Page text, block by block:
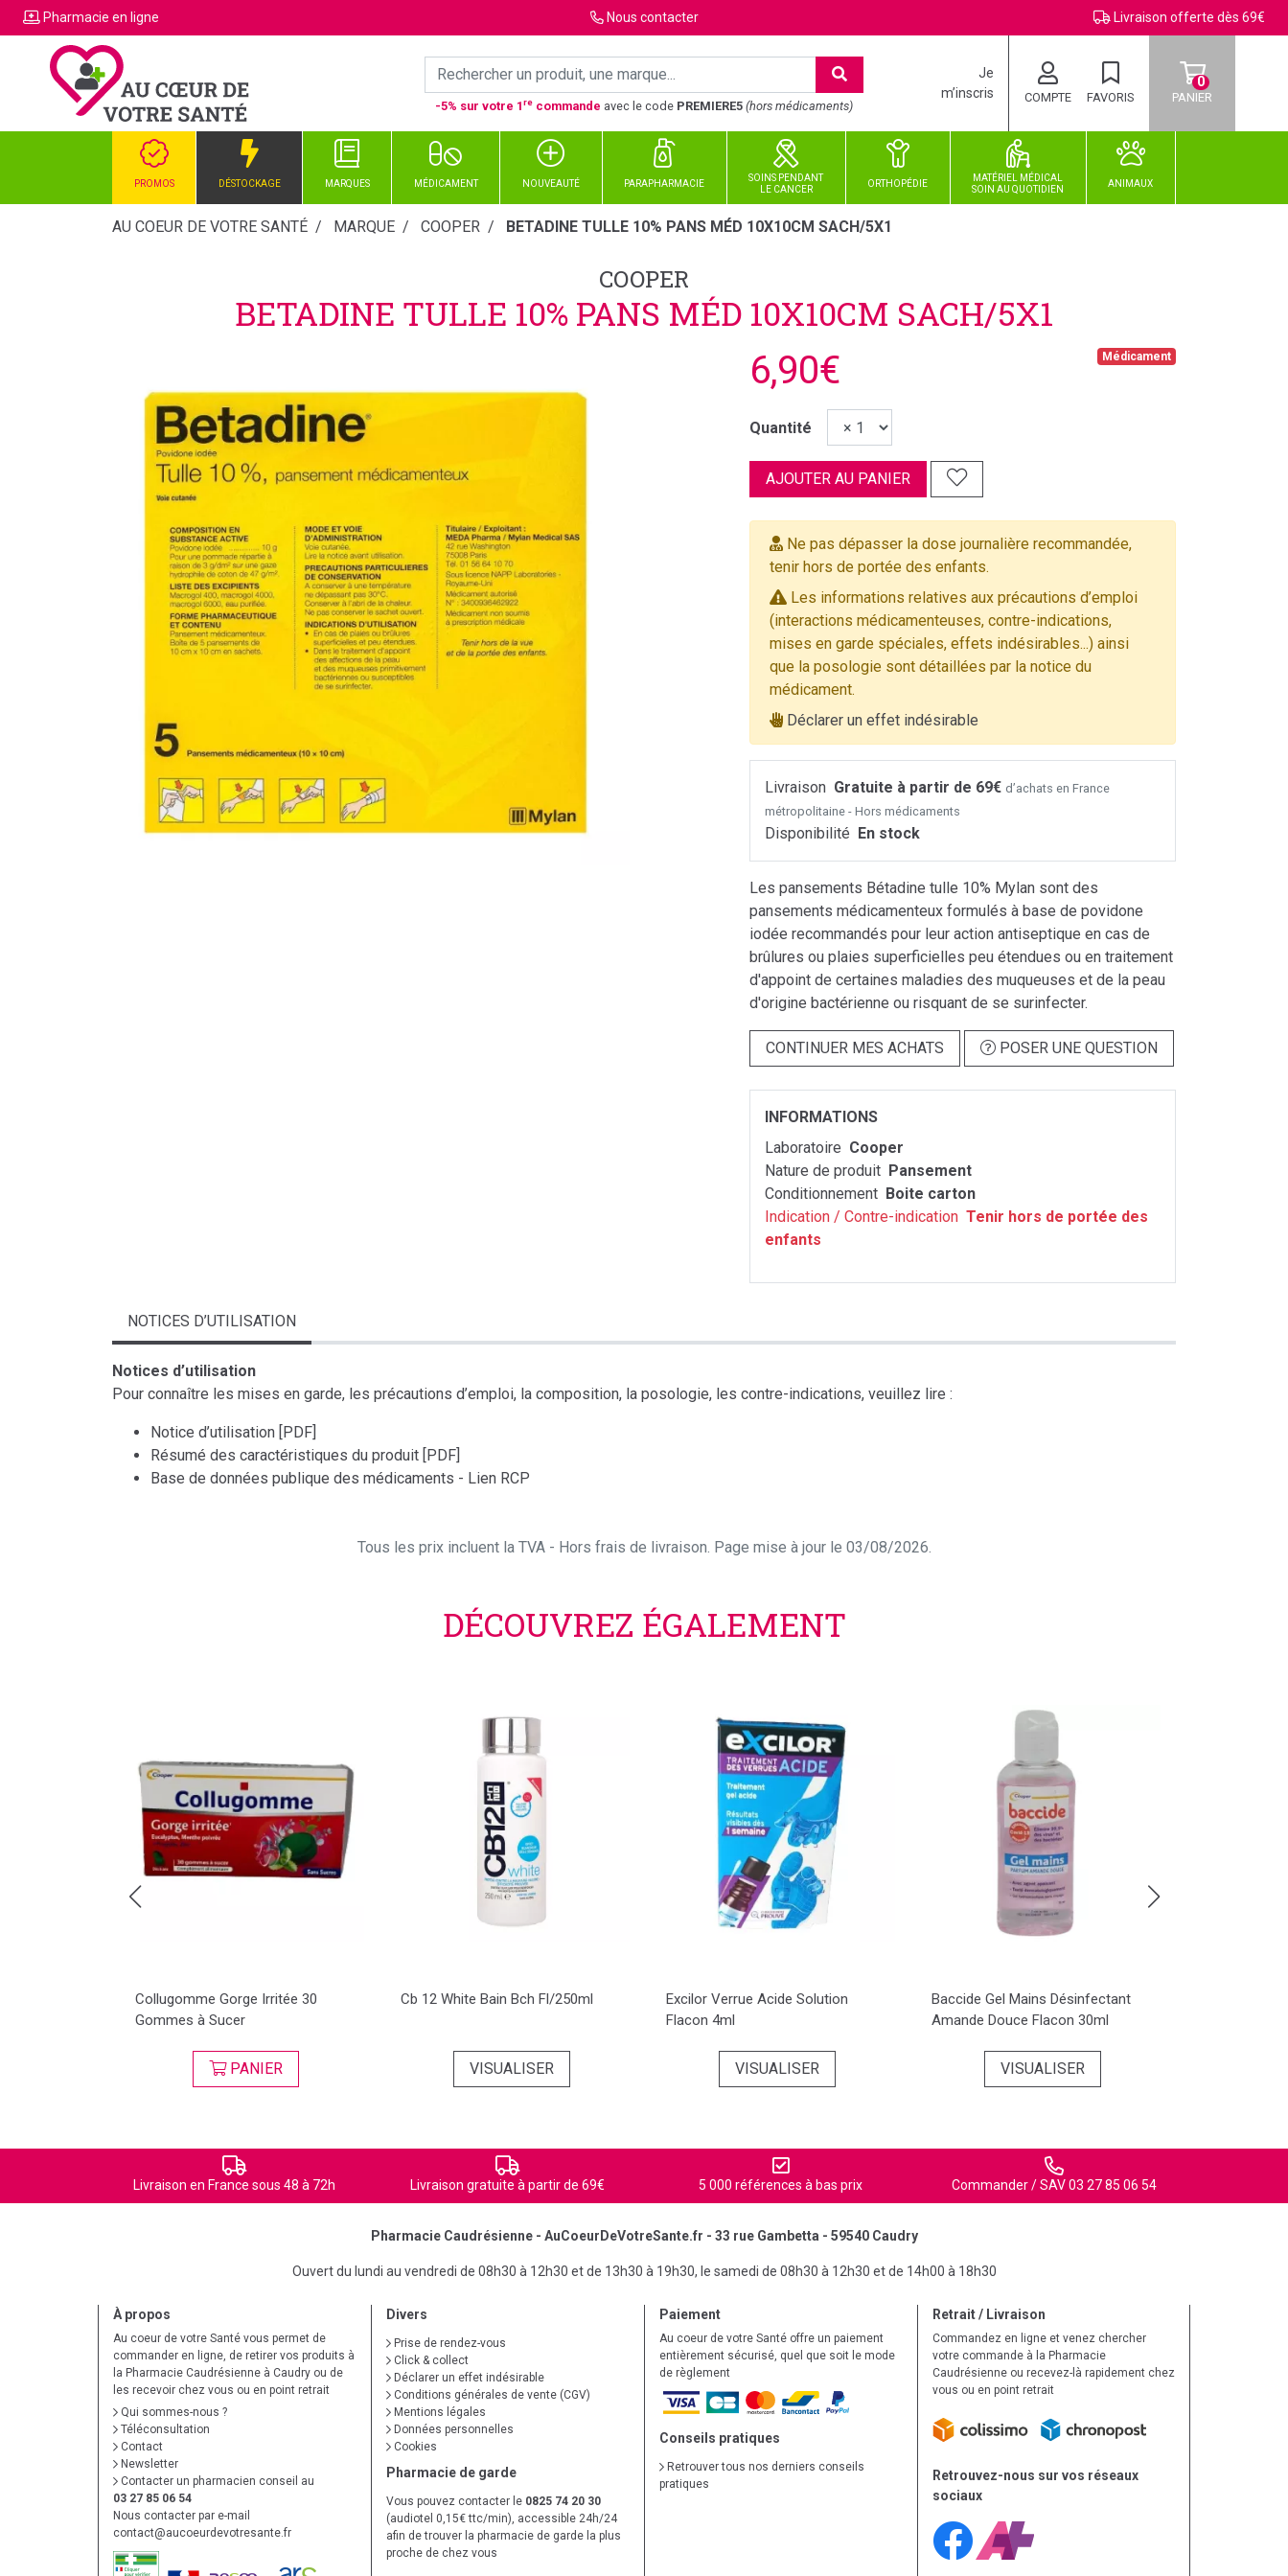
Pharmacie en ligne Nous contacter Livraison offerte dès 69€
-5% sur votre 1re commande avec le code PREMIERE5 (hors médicaments)
Je
m’inscris
COMPTE FAVORIS PANIER
0
PROMOS DÉSTOCKAGE MARQUES MÉDICAMENT NOUVEAUTÉ PARAPHARMACIE
SOINS PENDANT
LE CANCER
ORTHOPÉDIE
MATÉRIEL MÉDICAL
SOINAUQUOTIDIEN
ANIMAUX
AU COEUR DE VOTRE SANTÉ MARQUE COOPER BETADINE TULLE 10% PANS MÉD 10X10CM SACH/5X1
COOPER
BETADINE TULLE 10% PANS MÉD 10X10CM SACH/5X1
Médicament
6,90€
Quantité
AJOUTER AU PANIER
Ne pas dépasser la dose journalière recommandée,
tenir hors de portée des enfants.
Les informations relatives aux précautions d’emploi
(interactions médicamenteuses, contre-indications,
mises en garde spéciales, effets indésirables...) ainsi
que la posologie sont détaillées par la notice du
médicament.
Déclarer un effet indésirable
Livraison Gratuite à partir de 69€ d’achats en France
métropolitaine - Hors médicaments
Disponibilité En stock
Les pansements Bétadine tulle 10% Mylan sont des
pansements médicamenteux formulés à base de povidone
iodée recommandés pour leur action antiseptique en cas de
brûlures ou plaies superficielles peu étendues ou en traitement
d'appoint de certaines maladies des muqueuses et de la peau
d'origine bactérienne ou risquant de se surinfecter.
CONTINUER MES ACHATS POSER UNE QUESTION
INFORMATIONS
Laboratoire Cooper
Nature de produit Pansement
Conditionnement Boite carton
Indication / Contre-indication Tenir hors de portée des
enfants
NOTICES D’UTILISATION
Notices d’utilisation
Pour connaître les mises en garde, les précautions d’emploi, la composition, la posologie, les contre-indications, veuillez lire :
Notice d’utilisation [PDF]
Résumé des caractéristiques du produit [PDF]
Base de données publique des médicaments - Lien RCP
Tous les prix incluent la TVA - Hors frais de livraison. Page mise à jour le 03/08/2026.
DÉCOUVREZ ÉGALEMENT
Collugomme Gorge Irritée 30
Gommes à Sucer
PANIER
Cb 12 White Bain Bch Fl/250ml
VISUALISER
Excilor Verrue Acide Solution
Flacon 4ml
VISUALISER
Baccide Gel Mains Désinfectant
Amande Douce Flacon 30ml
VISUALISER
Livraison en France sous 48 à 72h Livraison gratuite à partir de 69€ 5 000 références à bas prix Commander / SAV 03 27 85 06 54
Pharmacie Caudrésienne - AuCoeurDeVotreSante.fr - 33 rue Gambetta - 59540 Caudry
Ouvert du lundi au vendredi de 08h30 à 12h30 et de 13h30 à 19h30, le samedi de 08h30 à 12h30 et de 14h00 à 18h30
À propos
Au coeur de votre Santé vous permet de
commander en ligne, de retirer vos produits à
la Pharmacie Caudrésienne à Caudry ou de
les recevoir chez vous ou en point retrait
Qui sommes-nous ?
Téléconsultation
Contact
Newsletter
Contacter un pharmacien conseil au
03 27 85 06 54
Nous contacter par e-mail
contact@aucoeurdevotresante.fr
Divers
Prise de rendez-vous
Click & collect
Déclarer un effet indésirable
Conditions générales de vente (CGV)
Mentions légales
Données personnelles
Cookies
Pharmacie de garde
Vous pouvez contacter le 0825 74 20 30
(audiotel 0,15€ ttc/min), accessible 24h/24
afin de trouver la pharmacie de garde la plus
proche de chez vous
Paiement
Au coeur de votre Santé offre un paiement
entièrement sécurisé, quel que soit le mode
de règlement
Conseils pratiques
Retrouver tous nos derniers conseils
pratiques
Retrait / Livraison
Commandez en ligne et venez chercher
votre commande à la Pharmacie
Caudrésienne ou recevez-là rapidement chez
vous ou en point retrait
Retrouvez-nous sur vos réseaux
sociaux